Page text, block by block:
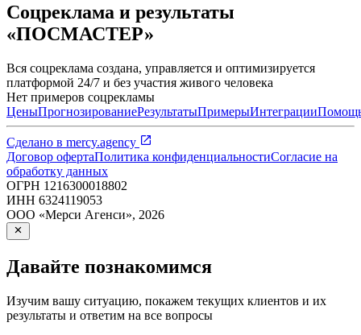
Соцреклама и результаты
«ПОСМАСТЕР»
Вся соцреклама создана, управляется и оптимизируется
платформой 24/7 и без участия живого человека
Нет примеров соцрекламы
ЦеныПрогнозированиеРезультатыПримерыИнтеграции
Сделано в mercy.agency
Договор офертаПолитика конфиденциальностиСогласие на
обработку данных
ОГРН 1216300018802
ИНН 6324119053
ООО «Мерси Агенси», 2026
Давайте познакомимся
Изучим вашу ситуацию, покажем текущих клиентов и их
результаты и ответим на все вопросы